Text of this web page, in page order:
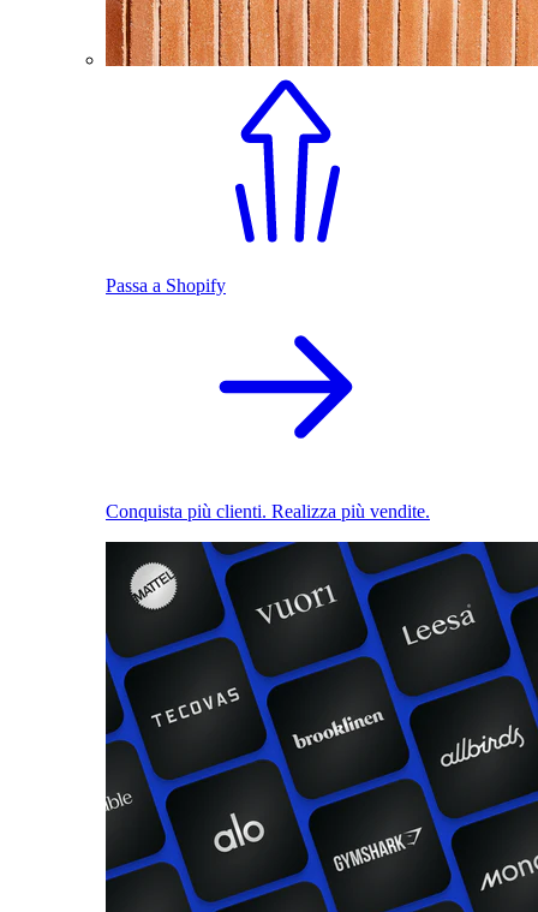
Passa a Shopify
Conquista più clienti. Realizza più vendite.